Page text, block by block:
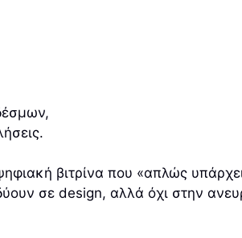
βιτρίνα που «απλώς
σε design, αλλά όχι στην